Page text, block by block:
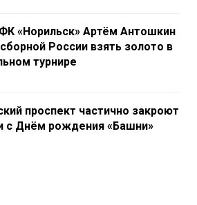
«Норильск» Артём Антошкин
России взять золото в
турнире
проспект частично закроют
с Днём рождения «Башни»